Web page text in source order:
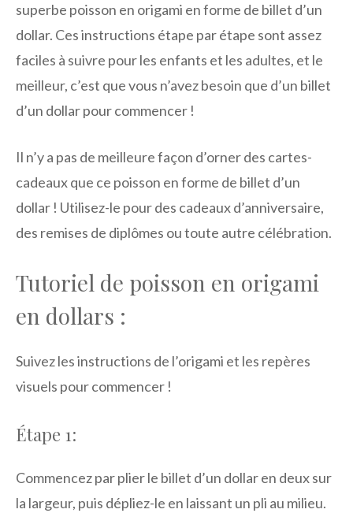
superbe poisson en origami en forme de billet d’un
dollar. Ces instructions étape par étape sont assez
faciles à suivre pour les enfants et les adultes, et le
meilleur, c’est que vous n’avez besoin que d’un billet
d’un dollar pour commencer !
Il n’y a pas de meilleure façon d’orner des cartes-
cadeaux que ce poisson en forme de billet d’un
dollar ! Utilisez-le pour des cadeaux d’anniversaire,
des remises de diplômes ou toute autre célébration.
Tutoriel de poisson en origami
en dollars :
Suivez les instructions de l’origami et les repères
visuels pour commencer !
Étape 1:
Commencez par plier le billet d’un dollar en deux sur
la largeur, puis dépliez-le en laissant un pli au milieu.